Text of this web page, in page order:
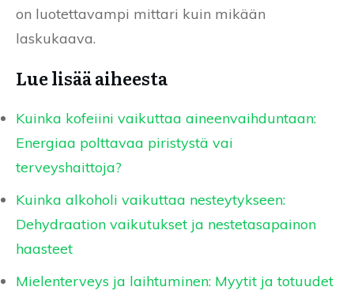
on luotettavampi mittari kuin mikään
laskukaava.
Lue lisää aiheesta
Kuinka kofeiini vaikuttaa aineenvaihduntaan:
Energiaa polttavaa piristystä vai
terveyshaittoja?
Kuinka alkoholi vaikuttaa nesteytykseen:
Dehydraation vaikutukset ja nestetasapainon
haasteet
Mielenterveys ja laihtuminen: Myytit ja totuudet